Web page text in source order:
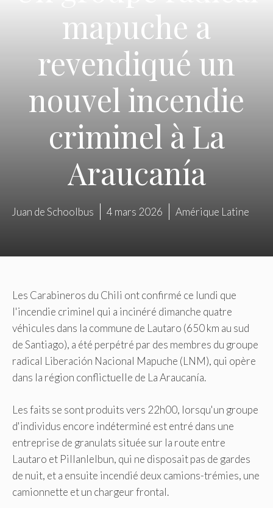
mapuche a
revendiqué un
nouvel incendie
criminel à La
Araucanía
Juan de Schoolbus 4 mars 2026 Amérique Latine
Les Carabineros du Chili ont confirmé ce lundi que
l'incendie criminel qui a incinéré dimanche quatre
véhicules dans la commune de Lautaro (650 km au sud
de Santiago), a été perpétré par des membres du groupe
radical Liberación Nacional Mapuche (LNM), qui opère
dans la région conflictuelle de La Araucanía.
Les faits se sont produits vers 22h00, lorsqu'un groupe
d'individus encore indéterminé est entré dans une
entreprise de granulats située sur la route entre
Lautaro et Pillanlelbun, qui ne disposait pas de gardes
de nuit, et a ensuite incendié deux camions-trémies, une
camionnette et un chargeur frontal.